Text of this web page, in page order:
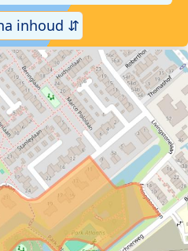
inhoud ⇵